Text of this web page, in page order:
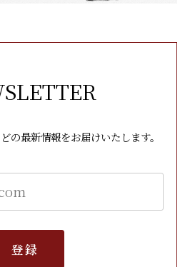
の最新情報をお届けいたします。
登録